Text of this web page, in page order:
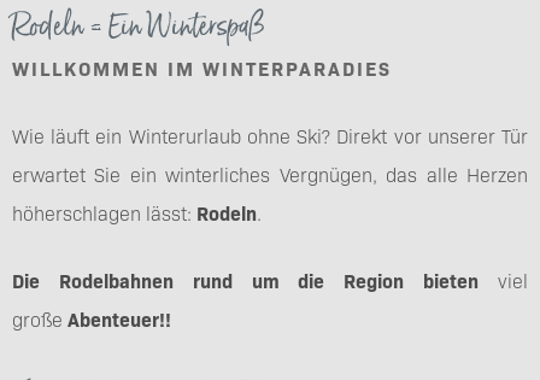
Rodeln = Ein Winterspaß
WILLKOMMEN IM WINTERPARADIES
Wie läuft ein Winterurlaub ohne Ski? Direkt vor unserer Tür
erwartet Sie ein winterliches Vergnügen, das alle Herzen
höherschlagen lässt: Rodeln.
Die Rodelbahnen rund um die Region bieten viel
große Abenteuer!!